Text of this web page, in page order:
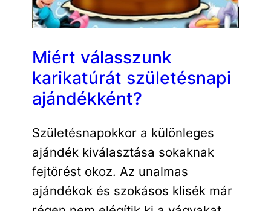
Miért válasszunk
karikatúrát születésnapi
ajándékként?
Születésnapokkor a különleges
ajándék kiválasztása sokaknak
fejtörést okoz. Az unalmas
ajándékok és szokásos klisék már